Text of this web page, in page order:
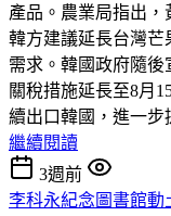
產品。農業局指出
韓方建議延長台灣芒
需求。韓國政府隨後
關稅措施延長至8月
續出口韓國，進一步
繼續閱讀
3週前
李科永紀念圖書館動